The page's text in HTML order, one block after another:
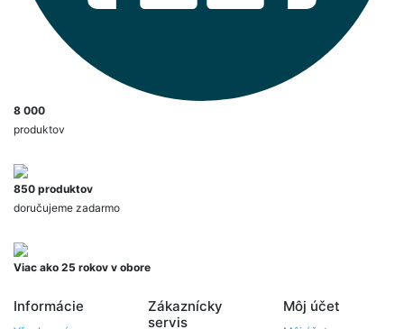
8 000
produktov
850 produktov
doručujeme zadarmo
Viac ako 25 rokov v obore
Informácie
Zákaznícky
servis
Môj účet